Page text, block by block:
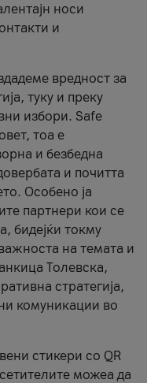
носи
и
вредност за
туку и преку
избори. Safe
тоа е
и безбедна
и почитта
Особено ја
партнери кои се
бидејќи токму
на темата и
Толевска,
стратегија,
комуникации во
стикери со QR
можеа да